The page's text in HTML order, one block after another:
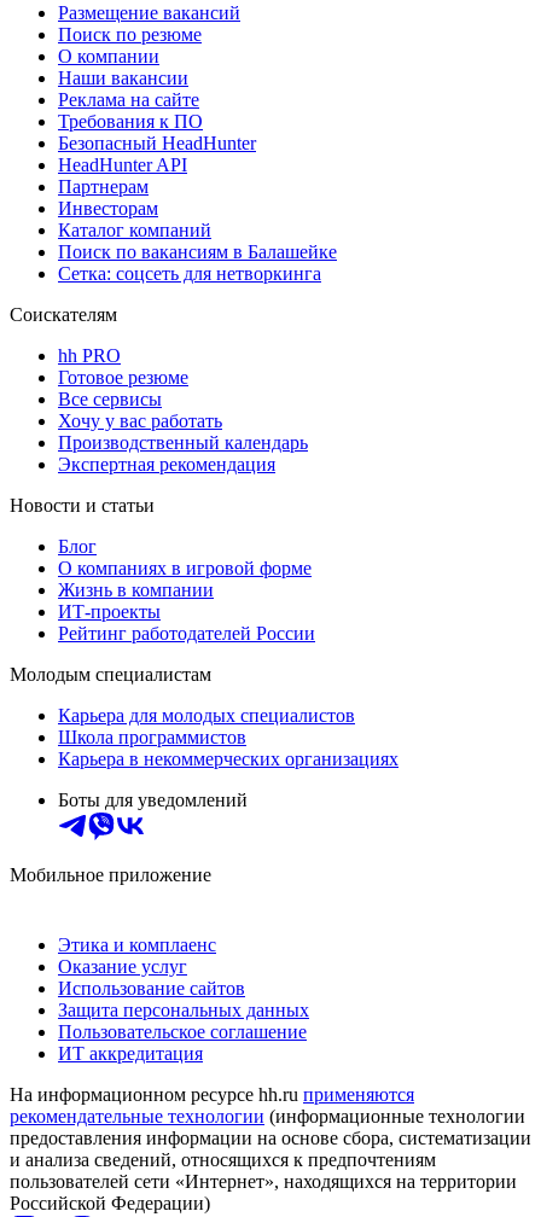
Размещение вакансий
Поиск по резюме
О компании
Наши вакансии
Реклама на сайте
Требования к ПО
Безопасный HeadHunter
HeadHunter API
Партнерам
Инвесторам
Каталог компаний
Поиск по вакансиям в Балашейке
Сетка: соцсеть для нетворкинга
Соискателям
hh PRO
Готовое резюме
Все сервисы
Хочу у вас работать
Производственный календарь
Экспертная рекомендация
Новости и статьи
Блог
О компаниях в игровой форме
Жизнь в компании
ИТ-проекты
Рейтинг работодателей России
Молодым специалистам
Карьера для молодых специалистов
Школа программистов
Карьера в некоммерческих организациях
Боты для уведомлений
Мобильное приложение
Этика и комплаенс
Оказание услуг
Использование сайтов
Защита персональных данных
Пользовательское соглашение
ИТ аккредитация
На информационном ресурсе hh.ru применяются
рекомендательные технологии (информационные технологии
предоставления информации на основе сбора, систематизации
и анализа сведений, относящихся к предпочтениям
пользователей сети «Интернет», находящихся на территории
Российской Федерации)